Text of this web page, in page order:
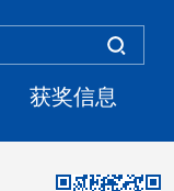
获奖信息